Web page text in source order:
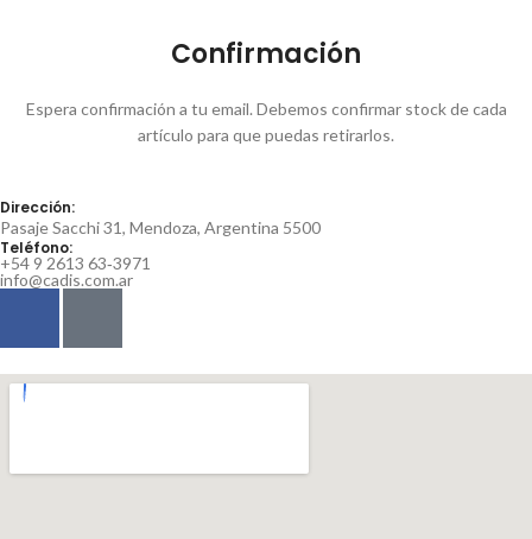
Confirmación
Espera confirmación a tu email. Debemos confirmar stock de cada
artículo para que puedas retirarlos.
Dirección:
Pasaje Sacchi 31, Mendoza, Argentina 5500
Teléfono:
‪+54 9 2613 63‑3971‬
info@cadis.com.ar